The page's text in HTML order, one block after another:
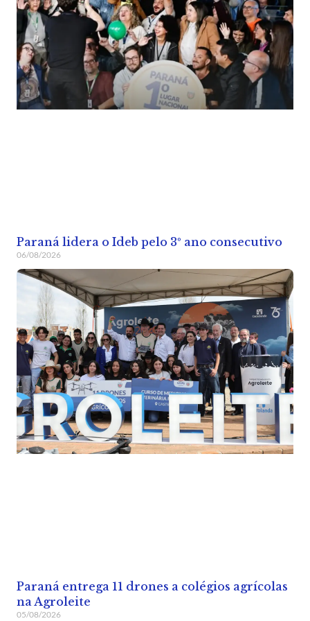
Paraná lidera o Ideb pelo 3º ano consecutivo
06/08/2026
Paraná entrega 11 drones a colégios agrícolas
na Agroleite
05/08/2026